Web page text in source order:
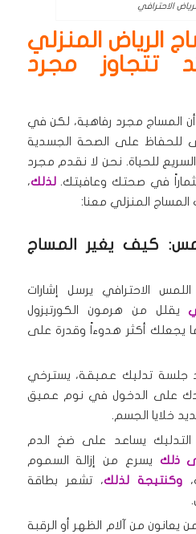
الاحترافي
الرياض المنزلي
تتجاوز مجرد
المساج مجرد رفاهية، لكن في
للحفاظ على الصحة الجسدية
للحياة. نحن لا نقدم مجرد
في صحتك وعافيتك.لذلك،
المنزلي معنا:
كيف يغير المساج
الاحترافي يرسل إشارات
يقلل من هرمون الكورتيزول
يجعلك أكثر هدوءاً وقدرة على
جلسة تدليك عميقة، يسترخي
على الدخول في نوم عميق
خلايا الجسم.
التدليك يساعد على ضخ الدم
ذلك يسرع من إزالة السموم
وكنتيجة لذلك، تشعر بطاقة
يعانون من آلام الظهر أو الرقبة